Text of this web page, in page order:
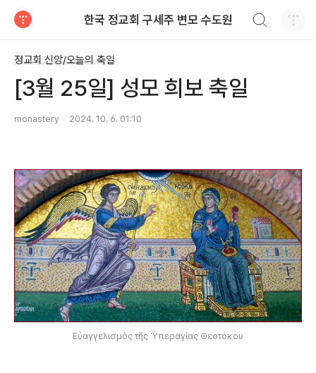
한국 정교회 구세주 변모 수도원
정교회 신앙/오늘의 축일
[3월 25일] 성모 희보 축일
monastery 2024. 10. 6. 01:10
Εὐαγγελισμὸς τῆς Ὑπεραγίας Θεοτόκου